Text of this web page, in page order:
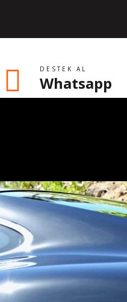
DESTEK AL
Whatsapp